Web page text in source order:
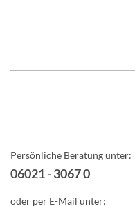
Persönliche Beratung unter:
06021 - 3067 0
oder per E-Mail unter: